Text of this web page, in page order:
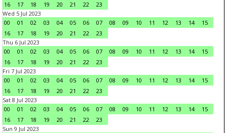
16
17 18 19 20 21 22
23
Wed 5 Jul 2023
00
01 02 03 04 05 06 07 08 09 10 11 12 13 14
15
16
17 18 19 20 21 22
23
Thu 6 Jul 2023
00
01 02 03 04 05 06 07 08 09 10 11 12 13 14
15
16
17 18 19 20 21 22
23
Fri 7 Jul 2023
00
01 02 03 04 05 06 07 08 09 10 11 12 13 14
15
16
17 18 19 20 21 22
23
Sat 8 Jul 2023
00
01 02 03 04 05 06 07 08 09 10 11 12 13 14
15
16
17 18 19 20 21 22
23
Sun 9 Jul 2023